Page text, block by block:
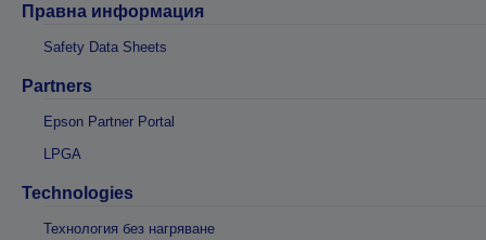
Правна информация
Safety Data Sheets
Partners
Epson Partner Portal
LPGA
Technologies
Технология без нагряване